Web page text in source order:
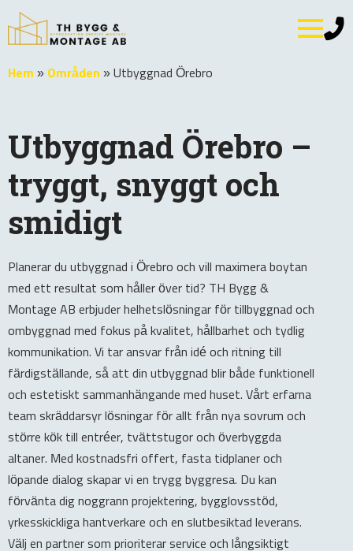
Hem » Områden » Utbyggnad Örebro
Utbyggnad Örebro –
tryggt, snyggt och
smidigt
Planerar du utbyggnad i Örebro och vill maximera boytan
med ett resultat som håller över tid? TH Bygg &
Montage AB erbjuder helhetslösningar för tillbyggnad och
ombyggnad med fokus på kvalitet, hållbarhet och tydlig
kommunikation. Vi tar ansvar från idé och ritning till
färdigställande, så att din utbyggnad blir både funktionell
och estetiskt sammanhängande med huset. Vårt erfarna
team skräddarsyr lösningar för allt från nya sovrum och
större kök till entréer, tvättstugor och överbyggda
altaner. Med kostnadsfri offert, fasta tidplaner och
löpande dialog skapar vi en trygg byggresa. Du kan
förvänta dig noggrann projektering, bygglovsstöd,
yrkesskickliga hantverkare och en slutbesiktad leverans.
Välj en partner som prioriterar service och långsiktigt